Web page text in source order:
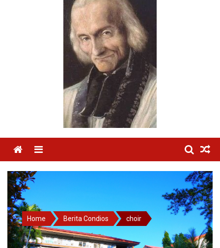
Menu
Home Berita Condios choir